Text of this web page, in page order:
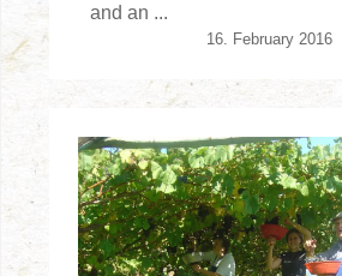
and an ...
16. February 2016